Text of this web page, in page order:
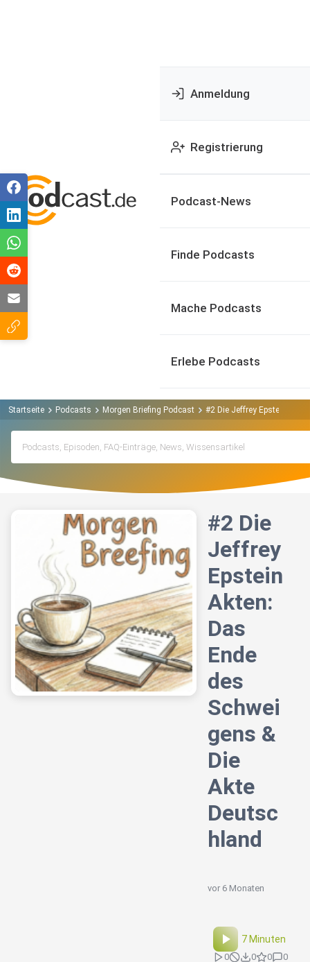
Anmeldung
Registrierung
Podcast-News
Finde Podcasts
Mache Podcasts
Erlebe Podcasts
Startseite Podcasts Morgen Briefing Podcast #2 Die Jeffrey Epstein
#2 Die
Jeffrey
Epstein
Akten:
Das
Ende
des
Schwei
gens &
Die
Akte
Deutsc
hland
vor 6 Monaten
7 Minuten
0 0 0
0